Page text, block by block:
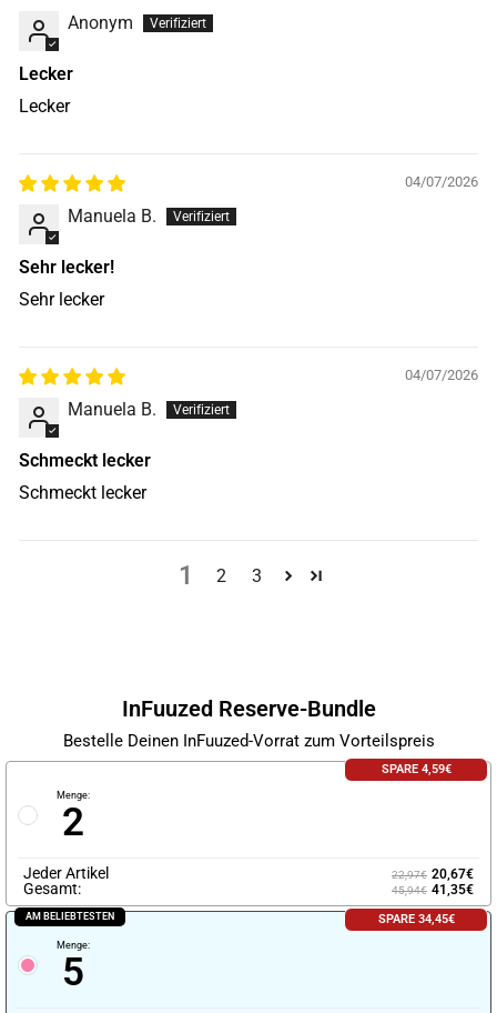
Anonym
Lecker
Lecker
04/07/2026
Manuela B.
Sehr lecker!
Sehr lecker
04/07/2026
Manuela B.
Schmeckt lecker
Schmeckt lecker
1 2 3
InFuuzed Reserve-Bundle
Bestelle Deinen InFuuzed-Vorrat zum Vorteilspreis
SPARE 4,59€
Menge:
2
Jeder Artikel 22,97€ 20,67€
Gesamt: 45,94€ 41,35€
AM BELIEBTESTEN SPARE 34,45€
Menge:
5